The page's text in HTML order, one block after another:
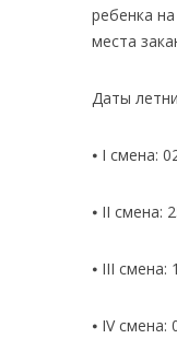
ребенка
места
Даты
⦁ I смена:
⦁ II смена:
⦁ III смена:
⦁ IV смена: